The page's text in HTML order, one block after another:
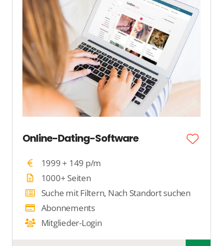
Online-Dating-Software
1999 + 149 p/m
1000+ Seiten
Suche mit Filtern, Nach Standort suchen
Abonnements
Mitglieder-Login